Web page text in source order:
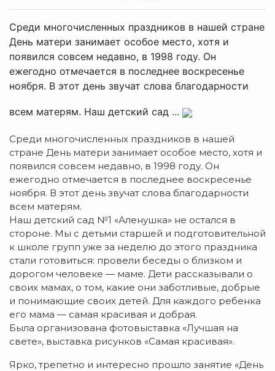
Среди многочисленных праздников в нашей стране
День матери занимает особое место, хотя и
появился совсем недавно, в 1998 году. Он
ежегодно отмечается в последнее воскресенье
ноября. В этот день звучат слова благодарности
всем матерям. Наш детский сад ...
Среди многочисленных праздников в нашей
стране День матери занимает особое место, хотя и
появился совсем недавно, в 1998 году. Он
ежегодно отмечается в последнее воскресенье
ноября. В этот день звучат слова благодарности
всем матерям.
Наш детский сад №1 «Аленушка» не остался в
стороне. Мы с детьми старшей и подготовительной
к школе групп уже за неделю до этого праздника
стали готовиться: провели беседы о близком и
дорогом человеке — маме. Дети рассказывали о
своих мамах, о том, какие они заботливые, добрые
и понимающие своих детей. Для каждого ребенка
его мама — самая красивая и добрая.
Была организована фотовыставка «Лучшая на
свете», выставка рисунков «Самая красивая».
Ярко, трепетно и интересно прошло занятие «День